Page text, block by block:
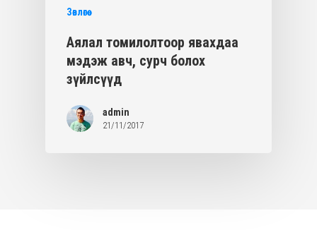
Зөвлөгөө
Аялал томилолтоор явахдаа
мэдэж авч, сурч болох
зүйлсүүд
admin
21/11/2017